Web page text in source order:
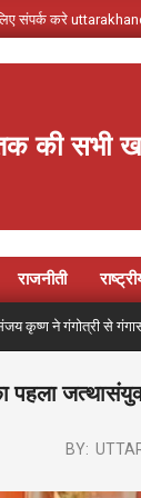
संपर्क करे
की सभी
राजनीती
से गंगासागर तक
पहला
BY: